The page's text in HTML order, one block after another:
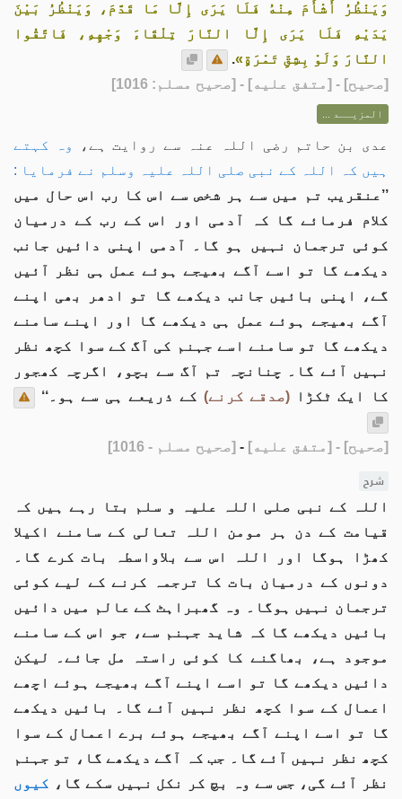
وَيَنْظُرُ أَشْأَمَ مِنْهُ فَلَا يَرَى إِلَّا مَا قَدَّمَ، وَيَنْظُرُ بَيْنَ
يَدَيْهِ فَلَا يَرَى إِلَّا النَّارَ تِلْقَاءَ وَجْهِهِ، فَاتَّقُوا
النَّارَ وَلَوْ بِشِقِّ تَمْرَةٍ».
[صحيح] - [متفق عليه] - [صحيح مسلم: 1016]
المزيــد ...
عدی بن حاتم رضی اللہ عنہ سے روایت ہے،
وہ کہتے
ہیں کہ اللہ کے نبی صلی اللہ علیہ وسلم نے فرمایا :
’’عنقریب تم میں سے ہر شخص سے اس کا رب اس حال میں
کلام فرمائے گا کہ آدمی اور اس کے رب کے درمیان
کوئی ترجمان نہیں ہو گا۔ آدمی اپنی دائیں جانب
دیکھے گا تو اسے آگے بھیجے ہوئے عمل ہی نظر آئیں
گے، اپنی بائیں جانب دیکھے گا تو ادھر بھی اپنے
آگے بھیجے ہوئے عمل ہی دیکھے گا اور اپنے سامنے
دیکھے گا تو سامنے اسے جہنم کی آگ کے سوا کچھ نظر
نہیں آئے گا۔ چنانچہ تم آگ سے بچو، اگرچہ کھجور
کا ایک ٹکڑا (صدقے کرنے) کے ذریعے ہی سے ہو۔‘‘
[صحيح] - [متفق عليه] - [صحيح مسلم - 1016]
شرح
اللہ کے نبی صلی اللہ علیہ و سلم بتا رہے ہیں کہ
قیامت کے دن ہر مومن اللہ تعالی کے سامنے اکیلا
کھڑا ہوگا اور اللہ اس سے بلاواسطہ بات کرے گا۔
دونوں کے درمیان بات کا ترجمہ کرنے کے لیے کوئی
ترجمان نہيں ہوگا۔ وہ گھبراہٹ کے عالم میں دائيں
بائيں دیکھے گا کہ شاید جہنم سے، جو اس کے سامنے
موجود ہے، بھاگنے کا کوئی راستہ مل جائے۔ لیکن
دائیں دیکھے گا تو اسے اپنے آگے بھیجے ہوئے اچھے
اعمال کے سوا کچھ نظر نہيں آئے گا۔ بائیں دیکھے
گا تو اسے اپنے آگے بھیجے ہوئے برے اعمال کے سوا
کچھ نظر نہيں آئے گا۔ جب کہ آگے دیکھے گا، تو جہنم
نظر آئے گی، جس سے وہ بچ کر نکل نہيں سکے گا، کیوں